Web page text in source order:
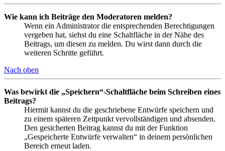
Wie kann ich Beiträge den Moderatoren melden?
Wenn ein Administrator die entsprechenden Berechtigungen
vergeben hat, siehst du eine Schaltfläche in der Nähe des
Beitrags, um diesen zu melden. Du wirst dann durch die
weiteren Schritte geführt.
Nach oben
Was bewirkt die „Speichern“-Schaltfläche beim Schreiben eines
Beitrags?
Hiermit kannst du die geschriebene Entwürfe speichern und
zu einem späteren Zeitpunkt vervollständigen und absenden.
Den gesicherten Beitrag kannst du mit der Funktion
„Gespeicherte Entwürfe verwalten“ in deinem persönlichen
Bereich erneut laden.